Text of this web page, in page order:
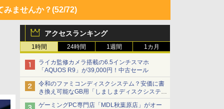
みませんか？(52/72)
アクセスランキング
1時間 24時間 1週間 1カ月
ライカ監修カメラ搭載の6.5インチスマホ
「AQUOS R9」が39,000円！中古セール
令和のファミコンディスクシステム？安価に書
き換え可能なGB用「しましまディスクシステ
ム」
ゲーミングPC専門店「MDL秋葉原店」がオー